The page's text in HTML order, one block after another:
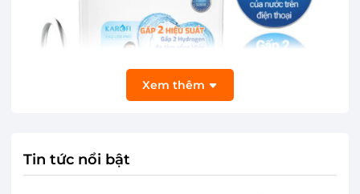
Xem thêm
Tin tức nổi bật